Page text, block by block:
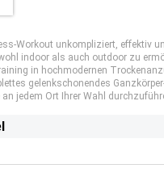
Workout unkompliziert, effektiv
indoor als auch outdoor zu
in hochmodernen
gelenkschonendes
jedem Ort Ihrer Wahl